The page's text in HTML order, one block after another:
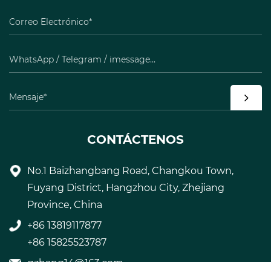
CONTÁCTENOS
No.1 Baizhangbang Road, Changkou Town,
Fuyang District, Hangzhou City, Zhejiang
Province, China
+86 13819117877
+86 15825523787